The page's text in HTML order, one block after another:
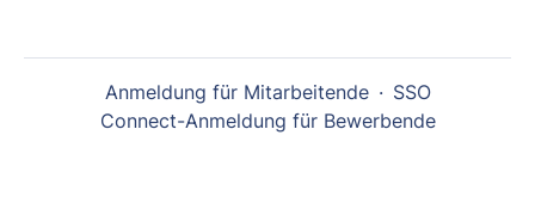
Anmeldung für Mitarbeitende · SSO
Connect-Anmeldung für Bewerbende